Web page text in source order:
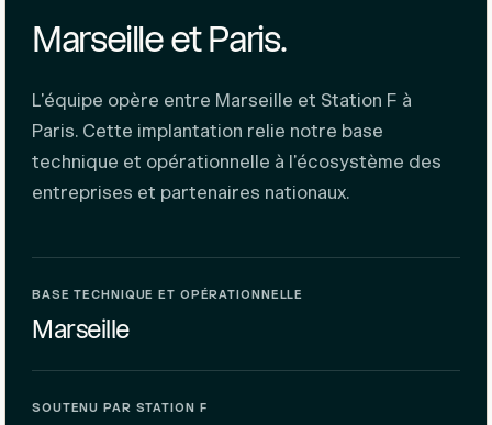
Marseille et Paris.
L'équipe opère entre Marseille et Station F à
Paris. Cette implantation relie notre base
technique et opérationnelle à l'écosystème des
entreprises et partenaires nationaux.
BASE TECHNIQUE ET OPÉRATIONNELLE
Marseille
SOUTENU PAR STATION F